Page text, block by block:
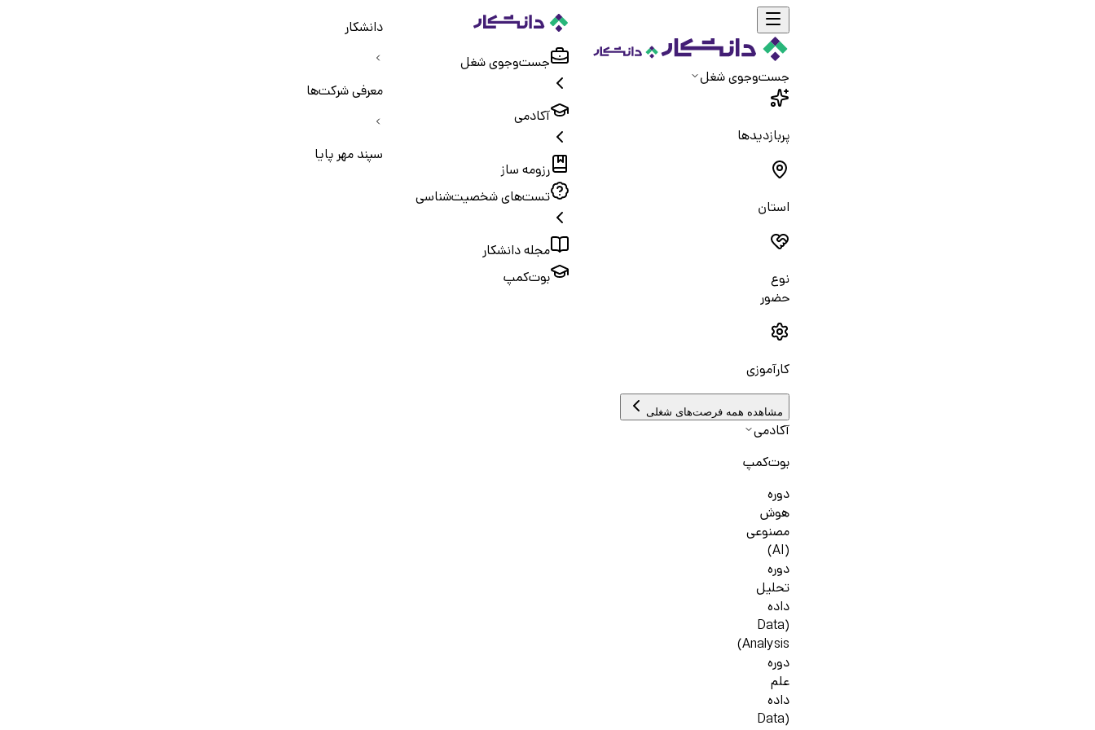
جست‌و‌جوی شغل
پربازدیدها
استان
نوع
حضور
کارآموزی
مشاهده همه فرصت‌های شغلی
آکادمی
بوت‌کمپ
دوره
هوش
مصنوعی
(AI)
دوره
تحلیل
داده
(Data
Analysis)
دوره
علم
داده
(Data
جست‌و‌جوی شغل
آکادمی
رزومه ساز
تست‌های شخصیت‌شناسی
مجله دانشکار
بوت‌کمپ
دانشکار
معرفی شرکت‌ها
سپند مهر پایا